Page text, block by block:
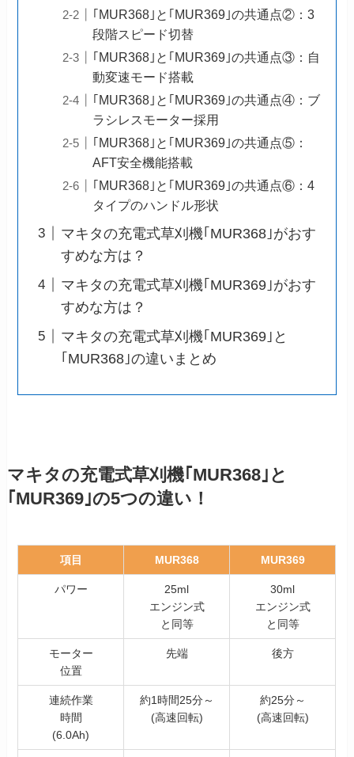
｢MUR368｣と｢MUR369｣の共通点②：3
段階スピード切替
｢MUR368｣と｢MUR369｣の共通点③：自
動変速モード搭載
｢MUR368｣と｢MUR369｣の共通点④：ブ
ラシレスモーター採用
｢MUR368｣と｢MUR369｣の共通点⑤：
AFT安全機能搭載
｢MUR368｣と｢MUR369｣の共通点⑥：4
タイプのハンドル形状
マキタの充電式草刈機｢MUR368｣がおす
すめな方は？
マキタの充電式草刈機｢MUR369｣がおす
すめな方は？
マキタの充電式草刈機｢MUR369｣と
｢MUR368｣の違いまとめ
マキタの充電式草刈機｢MUR368｣と
｢MUR369｣の5つの違い！
項目 MUR368 MUR369
パワー
25ml
エンジン式
と同等
30ml
エンジン式
と同等
モーター
位置
先端 後方
連続作業
時間
(6.0Ah)
約1時間25分～
(高速回転)
約25分～
(高速回転)